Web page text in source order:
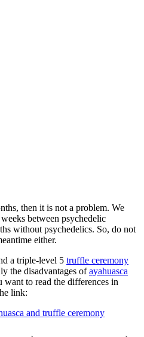
then it is not a problem. We
between psychedelic
without psychedelics. So, do not
either.
a triple-level 5 truffle ceremony
the disadvantages ofayahuasca
to read the differences in
link:
and truffle ceremony